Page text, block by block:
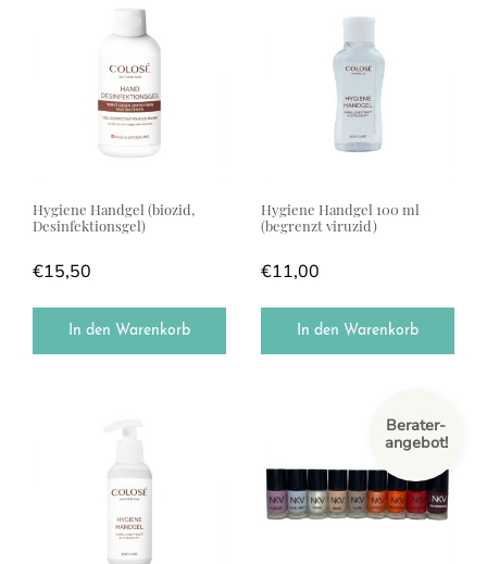
Hygiene Handgel (biozid,
Desinfektionsgel)
€15,50
In den Warenkorb
Hygiene Handgel 100 ml
(begrenzt viruzid)
€11,00
In den Warenkorb
Berater-
angebot!